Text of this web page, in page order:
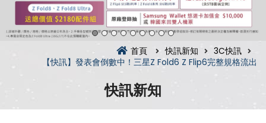
首頁 快訊新知
3C快訊
【快訊】發表會倒數中！三星Z Fold6 Z Flip6完整規格流出
快訊新知